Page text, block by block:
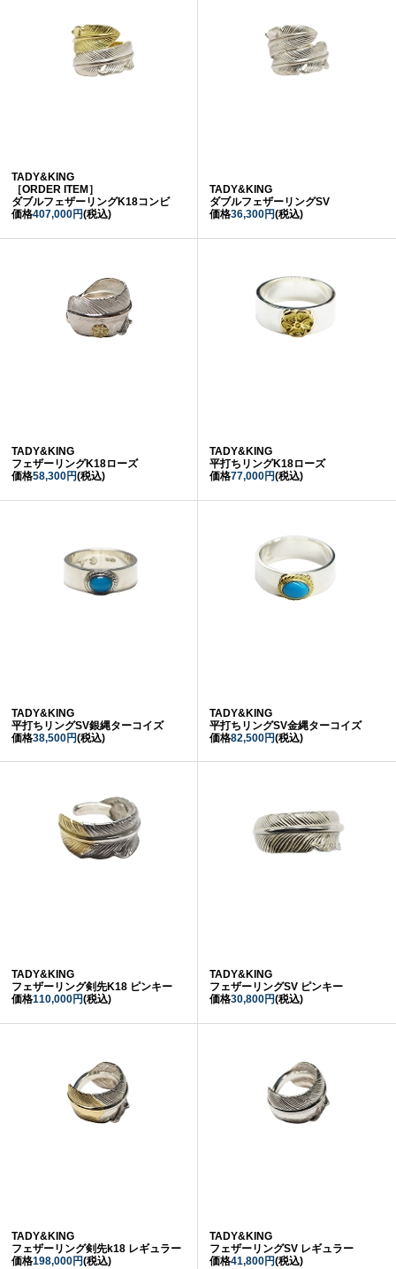
TADY&KING
［ORDER ITEM］
ダブルフェザーリングK18コンビ
価格407,000円(税込)
TADY&KING
ダブルフェザーリングSV
価格36,300円(税込)
TADY&KING
フェザーリングK18ローズ
価格58,300円(税込)
TADY&KING
平打ちリングK18ローズ
価格77,000円(税込)
TADY&KING
平打ちリングSV銀縄ターコイズ
価格38,500円(税込)
TADY&KING
平打ちリングSV金縄ターコイズ
価格82,500円(税込)
TADY&KING
フェザーリング剣先K18 ピンキー
価格110,000円(税込)
TADY&KING
フェザーリングSV ピンキー
価格30,800円(税込)
TADY&KING
フェザーリング剣先k18 レギュラー
価格198,000円(税込)
TADY&KING
フェザーリングSV レギュラー
価格41,800円(税込)